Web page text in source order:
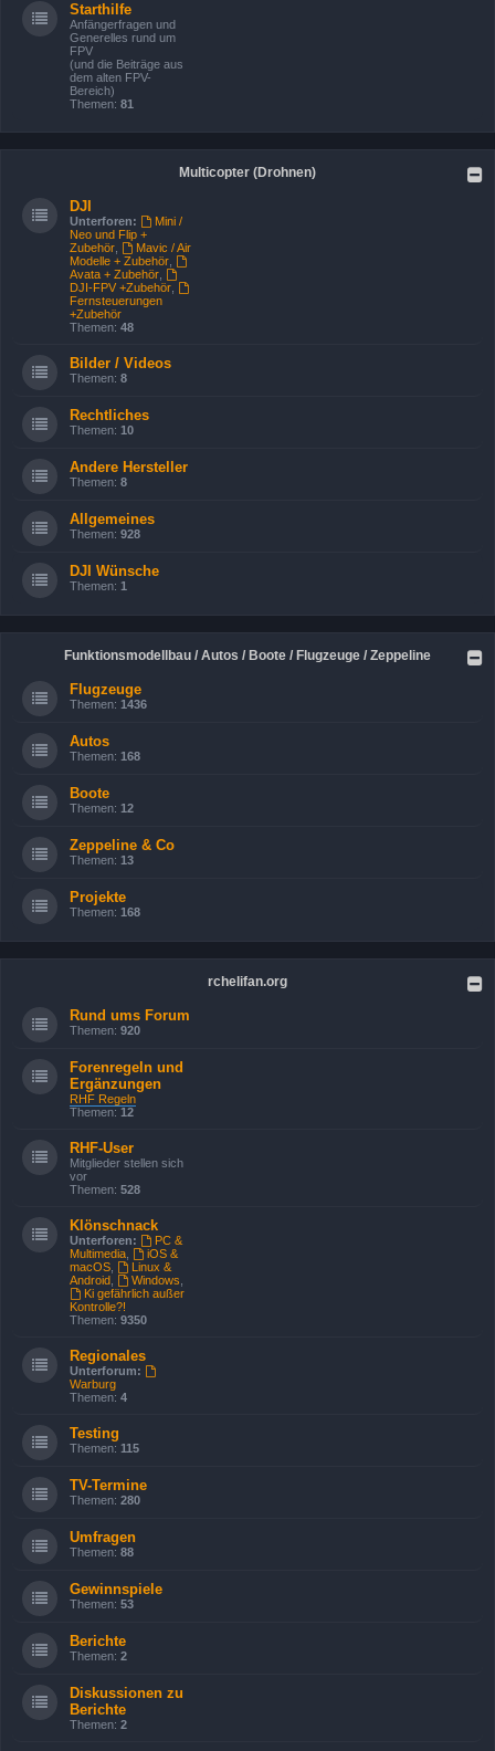
Starthilfe
Anfängerfragen und
Generelles rund um
FPV
(und die Beiträge aus
dem alten FPV-
Bereich)
Themen: 81
Multicopter (Drohnen)
DJI
Unterforen:
Mini /
Neo und Flip +
Zubehör
Mavic / Air
Modelle + Zubehör
Avata + Zubehör
DJI-FPV +Zubehör
Fernsteuerungen
+Zubehör
Themen: 48
Bilder / Videos
Themen: 8
Rechtliches
Themen: 10
Andere Hersteller
Themen: 8
Allgemeines
Themen: 928
DJI Wünsche
Themen: 1
Funktionsmodellbau / Autos / Boote / Flugzeuge / Zeppeline
Flugzeuge
Themen: 1436
Autos
Themen: 168
Boote
Themen: 12
Zeppeline & Co
Themen: 13
Projekte
Themen: 168
rchelifan.org
Rund ums Forum
Themen: 920
Forenregeln und
Ergänzungen
RHF Regeln
Themen: 12
RHF-User
Mitglieder stellen sich
vor
Themen: 528
Klönschnack
Unterforen:
PC &
Multimedia
iOS &
macOS
Linux &
Android
Windows
Ki gefährlich außer
Kontrolle?!
Themen: 9350
Regionales
Unterforum:
Warburg
Themen: 4
Testing
Themen: 115
TV-Termine
Themen: 280
Umfragen
Themen: 88
Gewinnspiele
Themen: 53
Berichte
Themen: 2
Diskussionen zu
Berichte
Themen: 2